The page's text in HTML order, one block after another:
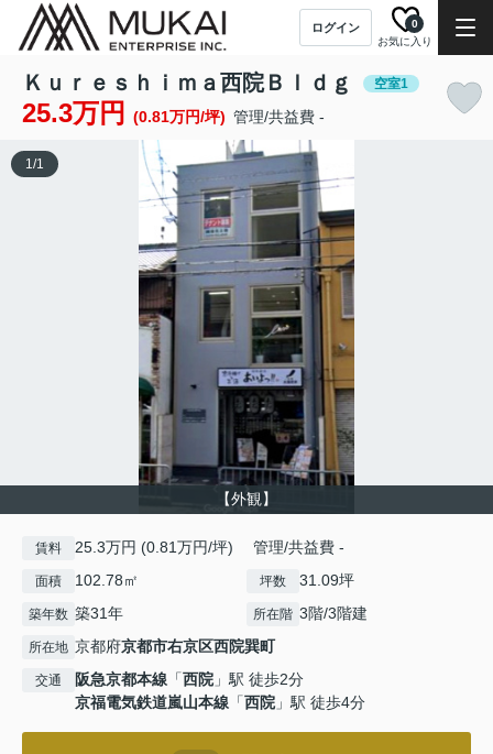
ログイン
お気に入り
0
Ｋｕｒｅｓｈｉｍａ西院Ｂｌｄｇ 空室1
25.3万円 (0.81万円/坪) 管理/共益費 -
【外観】
1/1
賃料 25.3万円 (0.81万円/坪) 管理/共益費 -
面積 102.78㎡ 坪数 31.09坪
築年数 築31年 所在階 3階/3階建
所在地 京都府京都市右京区西院巽町
交通 阪急京都本線 「西院 」駅 徒歩2分
京福電気鉄道嵐山本線 「西院 」駅 徒歩4分